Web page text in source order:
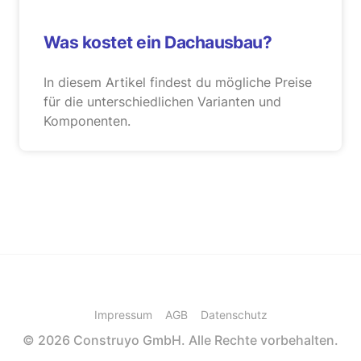
Was kostet ein Dachausbau?
In diesem Artikel findest du mögliche Preise
für die unterschiedlichen Varianten und
Komponenten.
Impressum AGB Datenschutz
© 2026 Construyo GmbH. Alle Rechte vorbehalten.